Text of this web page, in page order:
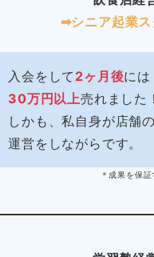
➡︎シニア起業
入会をして 2ヶ月後には
30万円以上売れました！
しかも、私自身が店舗の
運営をしながらです。
＊成果を保証するもの